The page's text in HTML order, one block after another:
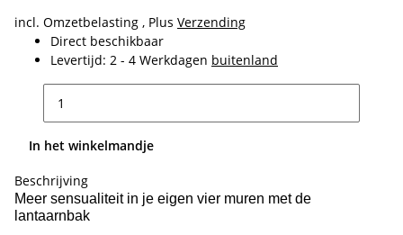
incl. Omzetbelasting , Plus Verzending
Direct beschikbaar
Levertijd: 2 - 4 Werkdagen buitenland
In het winkelmandje
Beschrijving
Meer sensualiteit in je eigen vier muren met de
lantaarnbak